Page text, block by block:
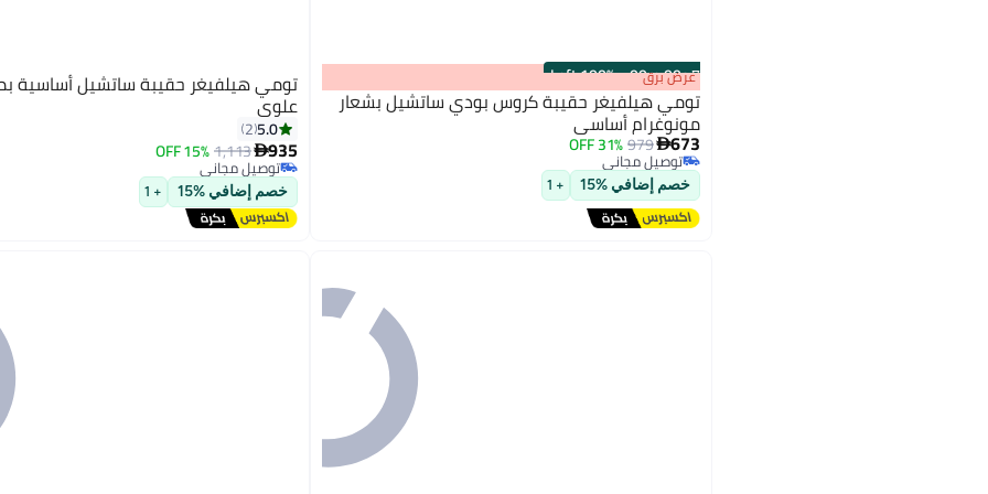
00m:00s
·
100% Left عرض برق
تومي هيلفيغر حقيبة كروس بودي ساتشيل بشعار
مونوغرام أساسي
673
979
31% OFF
توصيل مجاني
توصيل مجاني
خصم إضافي %15 + 1
تومي هيلفيغر حقيبة ساتشيل أساسية
علوي
5.0
2
935
1,113
15% OFF
توصيل مجاني
توصيل مجاني
خصم إضافي %15 + 1